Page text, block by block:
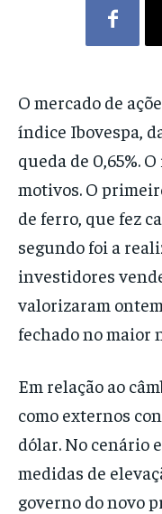
O mercado de
índice Ibovespa,
queda de 0,65%.
motivos. O
de ferro, que fez
segundo foi a
investidores
valorizaram
fechado no maior
Em relação ao
como externos
dólar. No cenário
medidas de
governo do novo